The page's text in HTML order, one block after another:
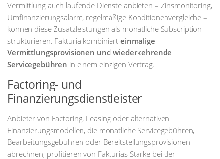
Vermittlung auch laufende Dienste anbieten – Zinsmonitoring,
Umfinanzierungsalarm, regelmäßige Konditionenvergleiche –
können diese Zusatzleistungen als monatliche Subscription
strukturieren. Fakturia kombiniert einmalige
Vermittlungsprovisionen und wiederkehrende
Servicegebühren in einem einzigen Vertrag.
Factoring- und
Finanzierungsdienstleister
Anbieter von Factoring, Leasing oder alternativen
Finanzierungsmodellen, die monatliche Servicegebühren,
Bearbeitungsgebühren oder Bereitstellungsprovisionen
abrechnen, profitieren von Fakturias Stärke bei der